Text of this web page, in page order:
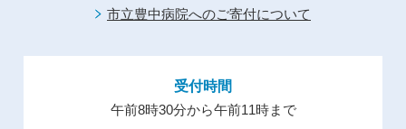
市立豊中病院へのご寄付について
受付時間
午前8時30分から午前11時まで